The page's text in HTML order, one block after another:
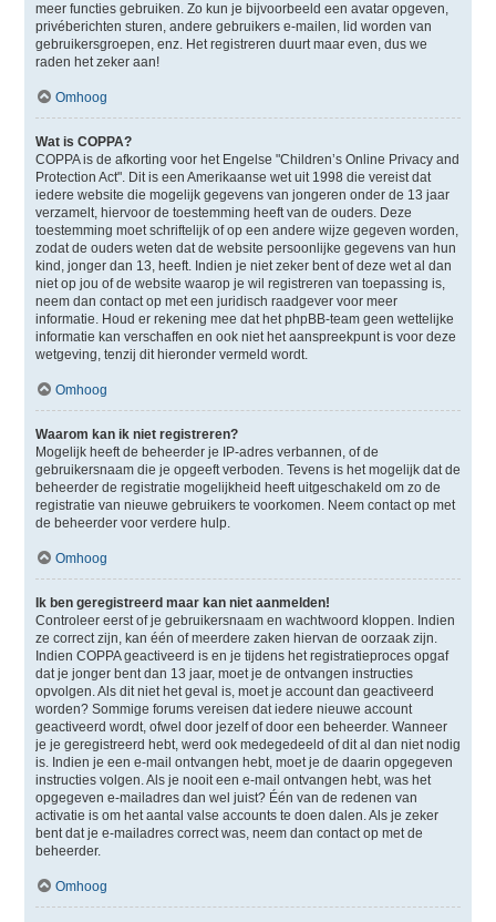
meer functies gebruiken. Zo kun je bijvoorbeeld een avatar opgeven,
privéberichten sturen, andere gebruikers e-mailen, lid worden van
gebruikersgroepen, enz. Het registreren duurt maar even, dus we
raden het zeker aan!
Omhoog
Wat is COPPA?
COPPA is de afkorting voor het Engelse "Children’s Online Privacy and
Protection Act". Dit is een Amerikaanse wet uit 1998 die vereist dat
iedere website die mogelijk gegevens van jongeren onder de 13 jaar
verzamelt, hiervoor de toestemming heeft van de ouders. Deze
toestemming moet schriftelijk of op een andere wijze gegeven worden,
zodat de ouders weten dat de website persoonlijke gegevens van hun
kind, jonger dan 13, heeft. Indien je niet zeker bent of deze wet al dan
niet op jou of de website waarop je wil registreren van toepassing is,
neem dan contact op met een juridisch raadgever voor meer
informatie. Houd er rekening mee dat het phpBB-team geen wettelijke
informatie kan verschaffen en ook niet het aanspreekpunt is voor deze
wetgeving, tenzij dit hieronder vermeld wordt.
Omhoog
Waarom kan ik niet registreren?
Mogelijk heeft de beheerder je IP-adres verbannen, of de
gebruikersnaam die je opgeeft verboden. Tevens is het mogelijk dat de
beheerder de registratie mogelijkheid heeft uitgeschakeld om zo de
registratie van nieuwe gebruikers te voorkomen. Neem contact op met
de beheerder voor verdere hulp.
Omhoog
Ik ben geregistreerd maar kan niet aanmelden!
Controleer eerst of je gebruikersnaam en wachtwoord kloppen. Indien
ze correct zijn, kan één of meerdere zaken hiervan de oorzaak zijn.
Indien COPPA geactiveerd is en je tijdens het registratieproces opgaf
dat je jonger bent dan 13 jaar, moet je de ontvangen instructies
opvolgen. Als dit niet het geval is, moet je account dan geactiveerd
worden? Sommige forums vereisen dat iedere nieuwe account
geactiveerd wordt, ofwel door jezelf of door een beheerder. Wanneer
je je geregistreerd hebt, werd ook medegedeeld of dit al dan niet nodig
is. Indien je een e-mail ontvangen hebt, moet je de daarin opgegeven
instructies volgen. Als je nooit een e-mail ontvangen hebt, was het
opgegeven e-mailadres dan wel juist? Één van de redenen van
activatie is om het aantal valse accounts te doen dalen. Als je zeker
bent dat je e-mailadres correct was, neem dan contact op met de
beheerder.
Omhoog